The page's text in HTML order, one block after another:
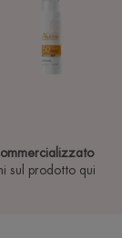
sul prodotto qui